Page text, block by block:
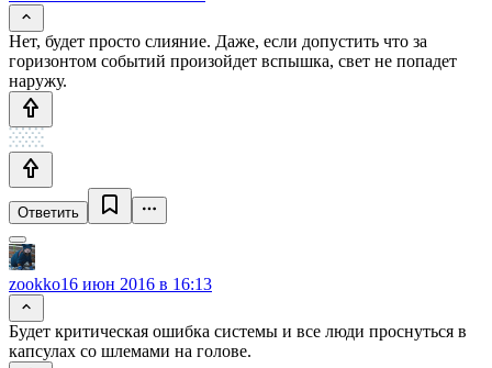
Нет, будет просто слияние. Даже, если допустить что за
горизонтом событий произойдет вспышка, свет не попадет
наружу.
Ответить
zookko16 июн 2016 в 16:13
Будет критическая ошибка системы и все люди проснуться в
капсулах со шлемами на голове.